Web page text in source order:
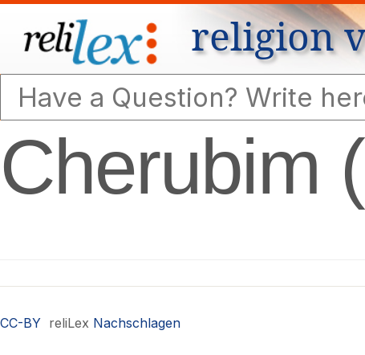
religion
Cherubim
CC-BY reliLex Nachschlagen